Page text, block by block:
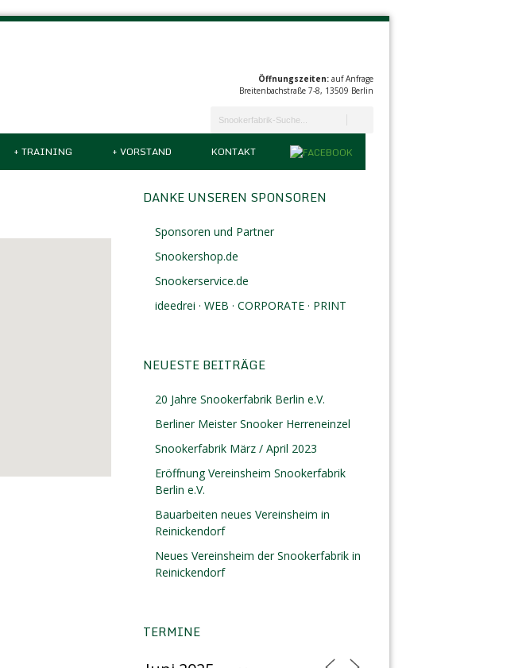
Öffnungszeiten: auf Anfrage
Breitenbachstraße 7-8, 13509 Berlin
TRAINING
+ VORSTAND
+ KONTAKT
DANKE UNSEREN SPONSOREN
Sponsoren und Partner
Snookershop.de
Snookerservice.de
ideedrei · WEB · CORPORATE · PRINT
NEUESTE BEITRÄGE
20 Jahre Snookerfabrik Berlin e.V.
Berliner Meister Snooker Herreneinzel
Snookerfabrik März / April 2023
Eröffnung Vereinsheim Snookerfabrik
Berlin e.V.
Bauarbeiten neues Vereinsheim in
Reinickendorf
Neues Vereinsheim der Snookerfabrik in
Reinickendorf
TERMINE